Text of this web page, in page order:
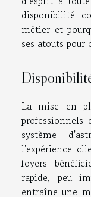
disponibilité
métier et
ses atouts
La mise en
professionnels
système
l'expérience
foyers
rapide, peu
entraîne une